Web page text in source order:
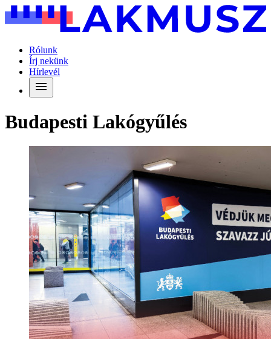
Rólunk
Írj nekünk
Hírlevél
Budapesti Lakógyűlés